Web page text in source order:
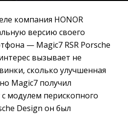
компания HONOR
версию своего
— Magic7 RSR Porsche
вызывает не
сколько улучшенная
Magic7 получил
модулем перископного
Design он был